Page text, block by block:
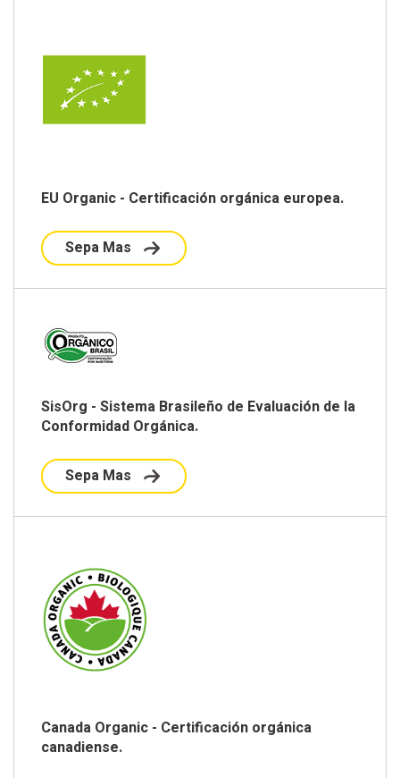
EU Organic - Certificación orgánica europea.
Sepa Mas
SisOrg - Sistema Brasileño de Evaluación de la
Conformidad Orgánica.
Sepa Mas
Canada Organic - Certificación orgánica
canadiense.